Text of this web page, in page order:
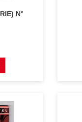
N°